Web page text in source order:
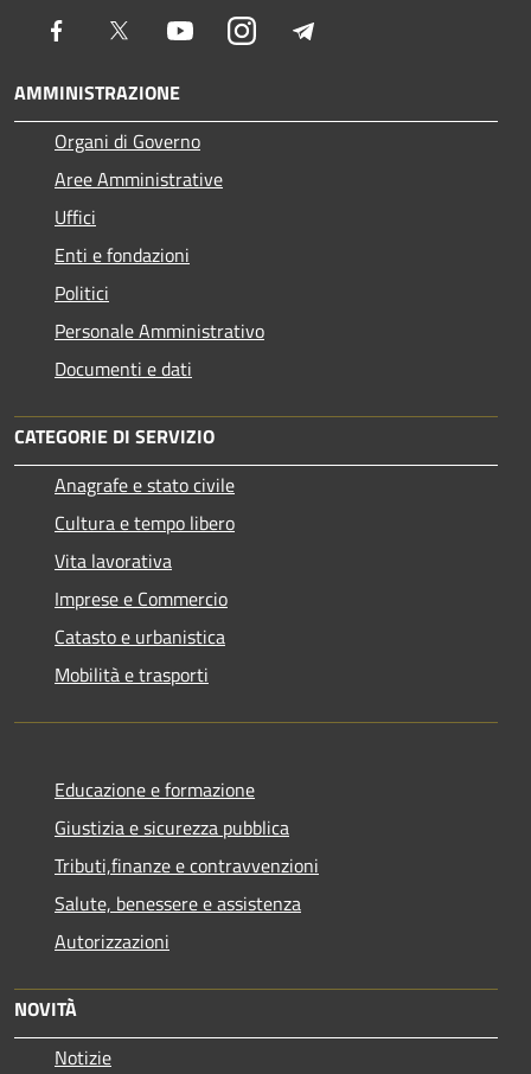
Facebook Twitter YoutubeInstagram
AMMINISTRAZIONE
Organi di Governo
Aree Amministrative
Uffici
Enti e fondazioni
Politici
Personale Amministrativo
Documenti e dati
CATEGORIE DI SERVIZIO
Anagrafe e stato civile
Cultura e tempo libero
Vita lavorativa
Imprese e Commercio
Catasto e urbanistica
Mobilità e trasporti
Educazione e formazione
Giustizia e sicurezza pubblica
Tributi,finanze e contravvenzioni
Salute, benessere e assistenza
Autorizzazioni
NOVITÀ
Notizie